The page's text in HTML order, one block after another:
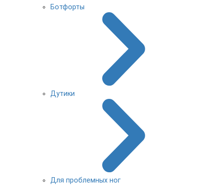
Ботфорты
Дутики
Для проблемных ног